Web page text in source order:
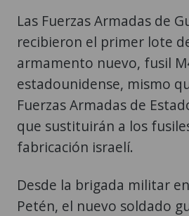
Las Fuerzas Armadas de
recibieron el primer lote
armamento nuevo, fusil
estadounidense, mismo
Fuerzas Armadas de
que sustituirán a los
fabricación israelí.
Desde la brigada militar
Petén, el nuevo soldado